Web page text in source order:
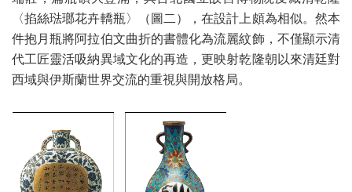
〈掐絲琺瑯花卉轎瓶〉（圖二），在設計上頗為相似。然本
件抱月瓶將阿拉伯文曲折的書體化為流麗紋飾，不僅顯示清
代工匠靈活吸納異域文化的再造，更映射乾隆朝以來清廷對
西域與伊斯蘭世界交流的重視與開放格局。